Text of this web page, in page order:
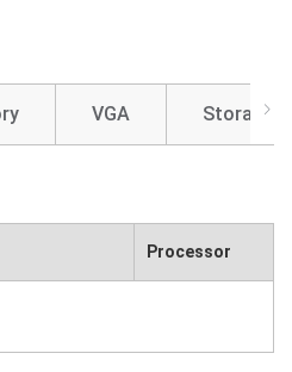
VGA Storage
Processor